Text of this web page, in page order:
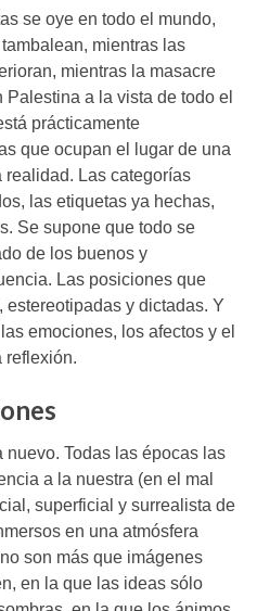
se oye en todo el mundo,
mientras las
mientras la masacre
a la vista de todo el
prácticamente
que ocupan el lugar de una
Las categorías
las etiquetas ya hechas,
Se supone que todo se
de los buenos y
Las posiciones que
y dictadas. Y
emociones, los afectos y el
reflexión.
nuevo. Todas las épocas las
a la nuestra (en el mal
superficial y surrealista de
en una atmósfera
son más que imágenes
en la que las ideas sólo